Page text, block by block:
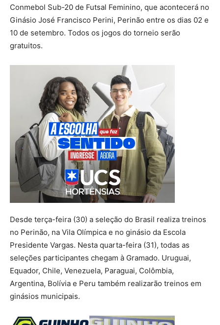
Conmebol Sub-20 de Futsal Feminino, que acontecerá no
Ginásio José Francisco Perini, Perinão entre os dias 02 e
10 de setembro. Todos os jogos do torneio serão
gratuitos.
Desde terça-feira (30) a seleção do Brasil realiza treinos
no Perinão, na Vila Olímpica e no ginásio da Escola
Presidente Vargas. Nesta quarta-feira (31), todas as
seleções participantes chegam à Gramado. Uruguai,
Equador, Chile, Venezuela, Paraguai, Colômbia,
Argentina, Bolívia e Peru também realizarão treinos em
ginásios municipais.